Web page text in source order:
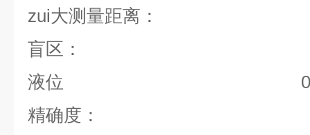
zui大测量距离：
盲区：
液位
精确度：